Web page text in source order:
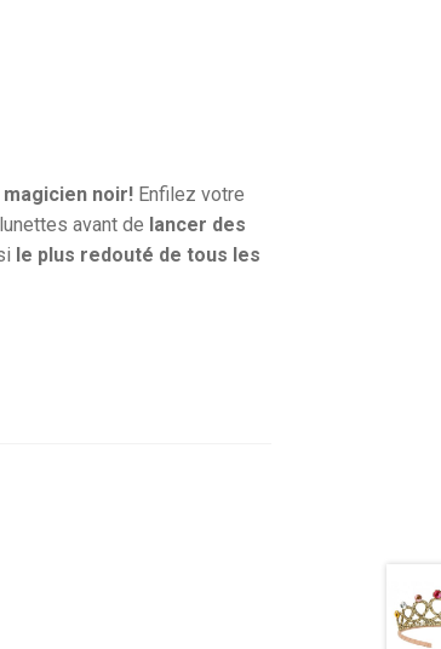
magicien noir!Enfilez votre
avant de lancer des
le plus redouté de tous les